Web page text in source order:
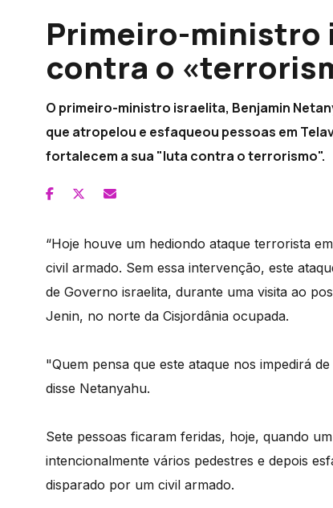
Primeiro-ministro
contra o
O primeiro-ministro israelita, Benjamin
que atropelou e esfaqueou pessoas em
fortalecem a sua "luta contra o terrorismo".
“Hoje houve um hediondo ataque terrorista
civil armado. Sem essa intervenção, este
de Governo israelita, durante uma visita ao
Jenin, no norte da Cisjordânia ocupada.
"Quem pensa que este ataque nos impedirá
disse Netanyahu.
Sete pessoas ficaram feridas, hoje, quando
intencionalmente vários pedestres e depois
disparado por um civil armado.